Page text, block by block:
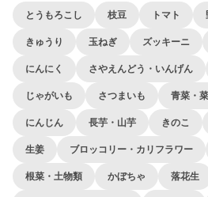
とうもろこし 枝豆 トマト
きゅうり 玉ねぎ ズッキーニ
にんにく さやえんどう・いんげん
じゃがいも さつまいも 青菜・
にんじん 長芋・山芋 きのこ
生姜 ブロッコリー・カリフラワー
根菜・土物類 かぼちゃ 落花生